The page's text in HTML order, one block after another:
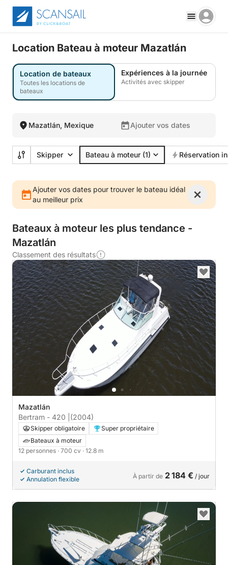
Location Bateau à moteur Mazatlán
Location de bateaux
Toutes les locations de
bateaux
Expériences à la journée
Activités avec skipper
Mazatlán, Mexique Ajouter vos dates
Skipper Bateau à moteur (1) Réservation
Ajouter vos dates pour trouver le bateau idéal
au meilleur prix
Bateaux à moteur les plus tendance -
Mazatlán
Classement des résultats
Mazatlán
Bertram - 420 | (2004)
Skipper obligatoire
Super propriétaire
Bateaux à moteur
12 personnes · 700 cv · 12.8 m
Carburant inclus
Annulation flexible
À partir de 2 184 € / jour